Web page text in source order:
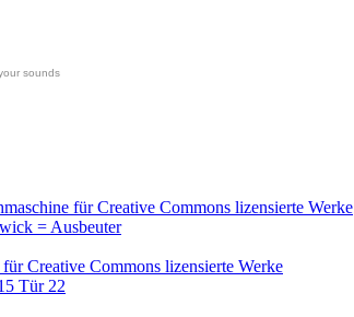
sounds
für Creative Commons lizensierte Werke
= Ausbeuter
Creative Commons lizensierte Werke
Tür 22